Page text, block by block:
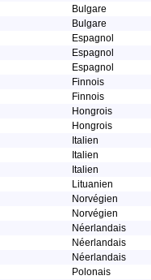
Bulgare
Bulgare
Espagnol
Espagnol
Espagnol
Finnois
Finnois
Hongrois
Hongrois
Italien
Italien
Italien
Lituanien
Norvégien
Norvégien
Néerlandais
Néerlandais
Néerlandais
Polonais